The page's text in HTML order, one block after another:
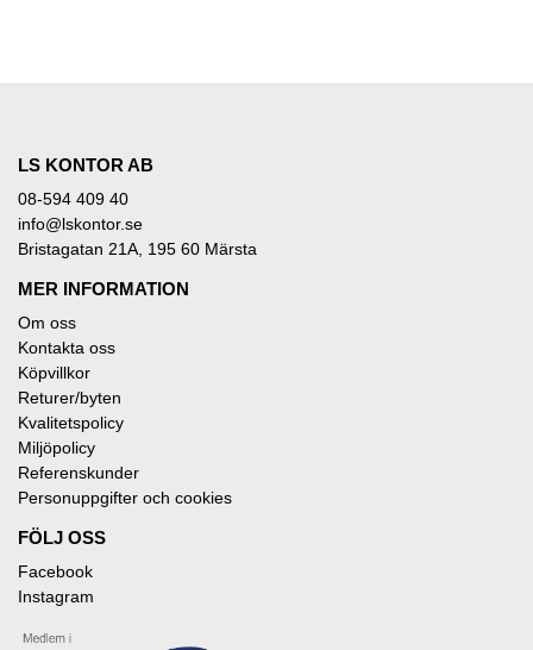
LS KONTOR AB
08-594 409 40
info@lskontor.se
Bristagatan 21A, 195 60 Märsta
MER INFORMATION
Om oss
Kontakta oss
Köpvillkor
Returer/byten
Kvalitetspolicy
Miljöpolicy
Referenskunder
Personuppgifter och cookies
FÖLJ OSS
Facebook
Instagram